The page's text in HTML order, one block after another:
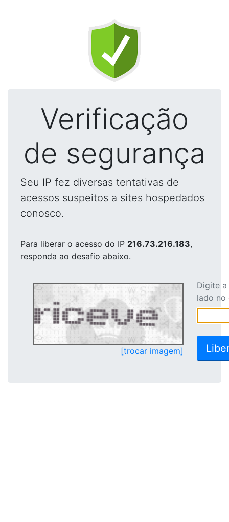
Verificação
de segurança
Seu IP fez diversas tentativas de
acessos suspeitos a sites hospedados
conosco.
Para liberar o acesso do IP 216.73.216.183,
responda ao desafio abaixo.
[trocar imagem]
Digite
lado no